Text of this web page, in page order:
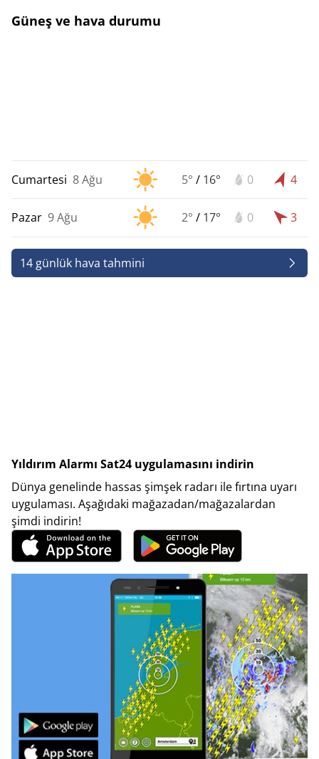
Güneş ve hava durumu
Cumartesi 8 Ağu 5° / 16° 0 4
Pazar 9 Ağu 2° / 17° 0 3
14 günlük hava tahmini
Yıldırım Alarmı Sat24 uygulamasını indirin
Dünya genelinde hassas şimşek radarı ile fırtına uyarı
uygulaması. Aşağıdaki mağazadan/mağazalardan
şimdi indirin!